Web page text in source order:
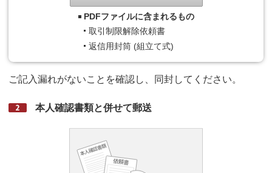
PDFファイルに含まれるもの
取引制限解除依頼書
返信用封筒 (組立て式)
ご記入漏れがないことを確認し、同封してください。
本人確認書類と併せて郵送